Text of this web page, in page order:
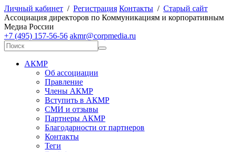
Личный кабинет / Регистрация Контакты / Старый сайт
Ассоциация директоров по Коммуникациям и корпоративным
Медиа России
+7 (495) 157-56-56 akmr@corpmedia.ru
АКМР
Об ассоциации
Правление
Члены АКМР
Вступить в АКМР
СМИ и отзывы
Партнеры АКМР
Благодарности от партнеров
Контакты
Теги